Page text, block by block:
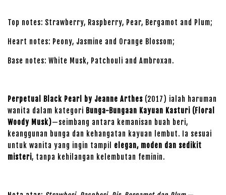
Top notes: Strawberry, Raspberry, Pear, Bergamot and Plum;
Heart notes: Peony, Jasmine and Orange Blossom;
Base notes: White Musk, Patchouli and Ambroxan.
Perpetual Black Pearl by Jeanne Arthes (2017) ialah haruman
wanita dalam kategori Bunga-Bungaan Kayuan Kasturi (Floral
Woody Musk)—seimbang antara kemanisan buah beri,
keanggunan bunga dan kehangatan kayuan lembut. Ia sesuai
untuk wanita yang ingin tampil elegan, moden dan sedikit
misteri, tanpa kehilangan kelembutan feminin.